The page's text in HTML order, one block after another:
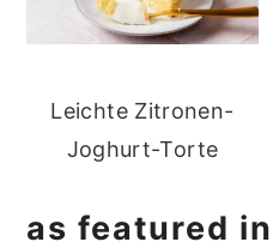
Leichte Zitronen-
Joghurt-Torte
as featured in